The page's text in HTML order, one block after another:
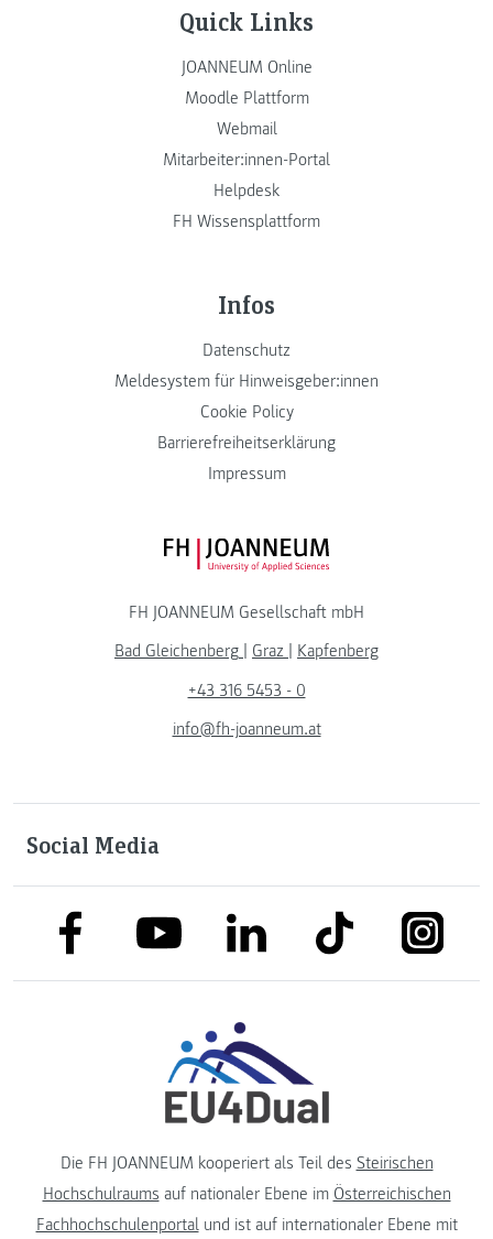
Quick Links
JOANNEUM Online
Moodle Plattform
Webmail
Mitarbeiter:innen-Portal
Helpdesk
FH Wissensplattform
Infos
Datenschutz
Meldesystem für Hinweisgeber:innen
Cookie Policy
Barrierefreiheitserklärung
Impressum
FH JOANNEUM Logo
FH JOANNEUM Gesellschaft mbH
Bad Gleichenberg
Graz
Kapfenberg
+43 316 5453 - 0
info@fh-joanneum.at
Social Media
link to facebooklink to youtubelink to linkedinlink to tiktok
Die FH JOANNEUM kooperiert als Teil des Steirischen
Hochschulraums auf nationaler Ebene im Österreichischen
Fachhochschulenportalund ist auf internationaler Ebene mit